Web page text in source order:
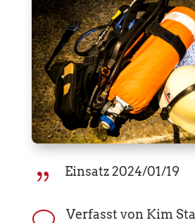
{ Einsatz 2024/01/19
Verfasst von Kim